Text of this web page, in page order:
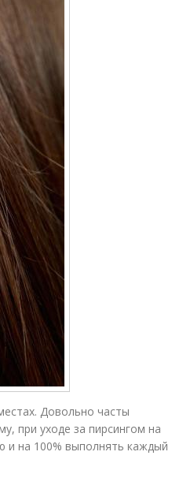
Довольно часты
при уходе за пирсингом на
и на 100% выполнять каждый